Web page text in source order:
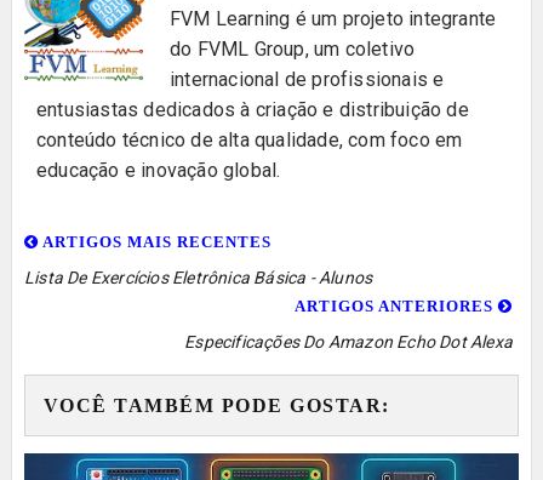
FVM Learning é um projeto integrante
do FVML Group, um coletivo
internacional de profissionais e
entusiastas dedicados à criação e distribuição de
conteúdo técnico de alta qualidade, com foco em
educação e inovação global.
ARTIGOS MAIS RECENTES
Lista De Exercícios Eletrônica Básica - Alunos
ARTIGOS ANTERIORES
Especificações Do Amazon Echo Dot Alexa
VOCÊ TAMBÉM PODE GOSTAR: